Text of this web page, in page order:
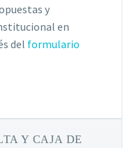
y
en
del formulario
Y CAJA DE